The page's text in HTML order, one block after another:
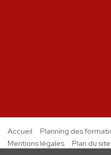
Accueil Planning des
Mentions légales
Plan du site